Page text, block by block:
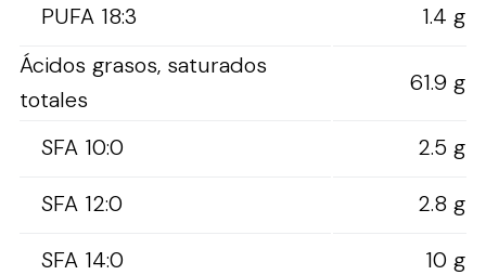
PUFA 18:3
1.4 g
Ácidos grasos, saturados
totales
61.9 g
SFA 10:0
2.5 g
SFA 12:0
2.8 g
SFA 14:0
10 g